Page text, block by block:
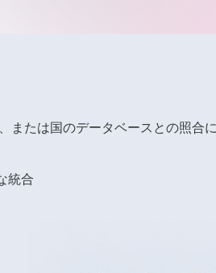
または国のデータベースとの照合
統合